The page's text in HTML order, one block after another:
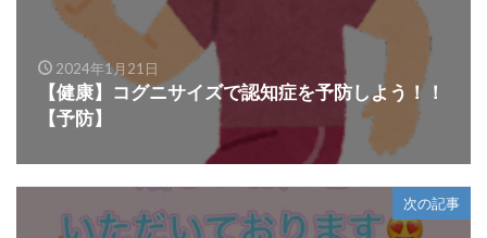
2024年1月21日
【健康】コグニサイズで認知症を予防しよう！！
【予防】
次の記事